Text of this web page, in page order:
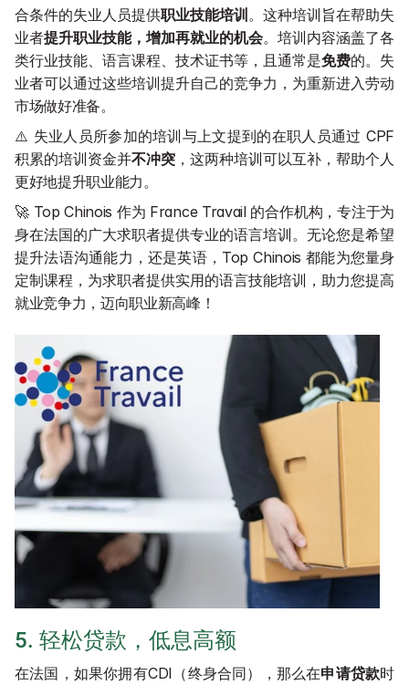
合条件的失业人员提供职业技能培训 。这种培训旨在帮助失
业者提升职业技能，增加再就业的机会。培训内容涵盖了各
类行业技能、语言课程、技术证书等，且通常是免费的。失
业者可以通过这些培训提升自己的竞争力，为重新进入劳动
市场做好准备。
⚠️ 失业人员所参加的培训与上文提到的在职人员通过 CPF
积累的培训资金并不冲突 ，这两种培训可以互补，帮助个人
更好地提升职业能力。
🚀 Top Chinois 作为 France Travail 的合作机构，专注于为
身在法国的广大求职者提供专业的语言培训。无论您是希望
提升法语沟通能力，还是英语，Top Chinois 都能为您量身
定制课程，为求职者提供实用的语言技能培训，助力您提高
就业竞争力，迈向职业新高峰！
5. 轻松贷款，低息高额
在法国，如果你拥有CDI（终身合同），那么在申请贷款时